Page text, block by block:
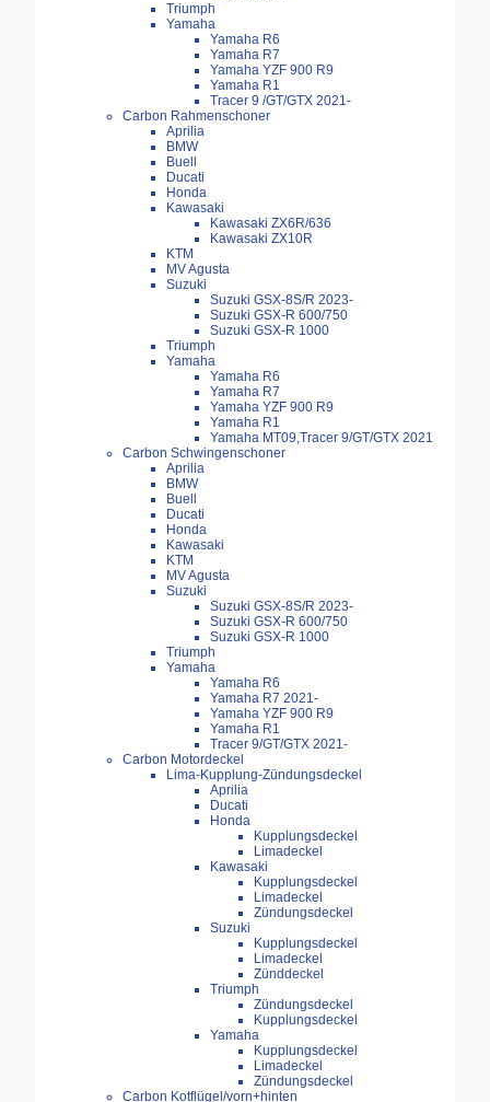
Triumph
Yamaha
Yamaha R6
Yamaha R7
Yamaha YZF 900 R9
Yamaha R1
Tracer 9 /GT/GTX 2021-
Carbon Rahmenschoner
Aprilia
BMW
Buell
Ducati
Honda
Kawasaki
Kawasaki ZX6R/636
Kawasaki ZX10R
KTM
MV Agusta
Suzuki
Suzuki GSX-8S/R 2023-
Suzuki GSX-R 600/750
Suzuki GSX-R 1000
Triumph
Yamaha
Yamaha R6
Yamaha R7
Yamaha YZF 900 R9
Yamaha R1
Yamaha MT09,Tracer 9/GT/GTX 2021
Carbon Schwingenschoner
Aprilia
BMW
Buell
Ducati
Honda
Kawasaki
KTM
MV Agusta
Suzuki
Suzuki GSX-8S/R 2023-
Suzuki GSX-R 600/750
Suzuki GSX-R 1000
Triumph
Yamaha
Yamaha R6
Yamaha R7 2021-
Yamaha YZF 900 R9
Yamaha R1
Tracer 9/GT/GTX 2021-
Carbon Motordeckel
Lima-Kupplung-Zündungsdeckel
Aprilia
Ducati
Honda
Kupplungsdeckel
Limadeckel
Kawasaki
Kupplungsdeckel
Limadeckel
Zündungsdeckel
Suzuki
Kupplungsdeckel
Limadeckel
Zünddeckel
Triumph
Zündungsdeckel
Kupplungsdeckel
Yamaha
Kupplungsdeckel
Limadeckel
Zündungsdeckel
Carbon Kotflügel/vorn+hinten